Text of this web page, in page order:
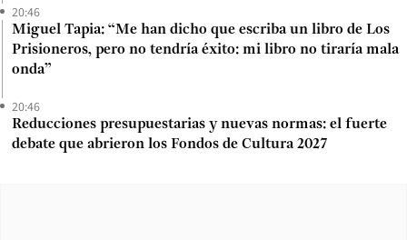
20:46
Miguel Tapia: “Me han dicho que escriba un libro de Los
Prisioneros, pero no tendría éxito: mi libro no tiraría mala
onda”
20:46
Reducciones presupuestarias y nuevas normas: el fuerte
debate que abrieron los Fondos de Cultura 2027